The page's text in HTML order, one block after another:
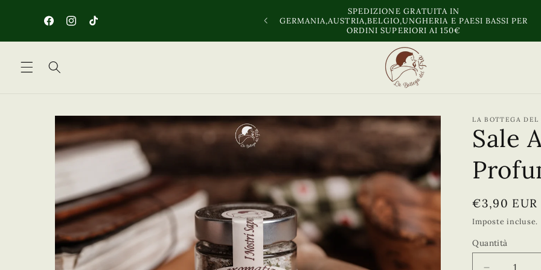
direttamente
ai contenutiFacebookInstagram
TikTok
SPEDIZIONE GRATUITA IN ITALIA PER ORDINI SUPERIORI A
SPEDIZIONE GRATUITA IN
GERMANIA,AUSTRIA,BELGIO,UNGHERIA E PAESI BASSI PER
ORDINI SUPERIORI AI 150€
Passa alle
informazioni
sul prodotto
LA BOTTEGA DEL
Sale
Prezzo
di
€3,90 EUR
Imposte incluse.
Quantità
Quantità